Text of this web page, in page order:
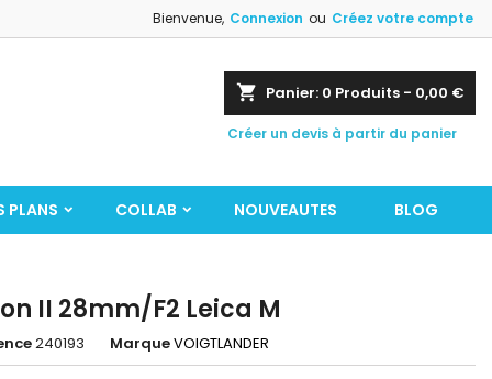
Bienvenue, Connexion ou Créez votre compte
shopping_cart Panier: 0 Produits - 0,00 €
Créer un devis à partir du panier
PLANS COLLAB NOUVEAUTES BLOG
II 28mm/F2 Leica M
240193 MarqueVOIGTLANDER